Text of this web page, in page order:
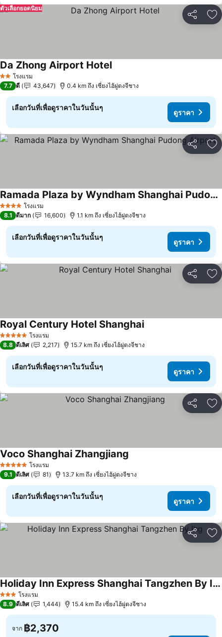
แชร์ เ
ตัวเลือกยอดนิยม
2 ดาวโรงแรม
Da Zhong Airport Hotel
7.7 ดี 43,647 0.4 km ถึง เซี่ยงไฮ้ผู่ตงจีชาง
เลือกวันที่เพื่อดูราคาในวันนั้นๆ
ดูราคา
แชร์ เ
4 ดาว โรงแรม
Ramada Plaza by Wyndham Shanghai Pudong Airport
8.1 ดีมาก 16,600 1.1 km ถึง เซี่ยงไฮ้ผู่ตงจีชาง
เลือกวันที่เพื่อดูราคาในวันนั้นๆ
ดูราคา
แชร์ เ
5 ดาว โรงแรม
Royal Century Hotel Shanghai
8.8 ดีเลิศ 2,217 15.7 km ถึง เซี่ยงไฮ้ผู่ตงจีชาง
เลือกวันที่เพื่อดูราคาในวันนั้นๆ
ดูราคา
แชร์ เ
5 ดาว โรงแรม
Voco Shanghai Zhangjiang
9.1 ดีเลิศ 81 13.7 km ถึง เซี่ยงไฮ้ผู่ตงจีชาง
เลือกวันที่เพื่อดูราคาในวันนั้นๆ
ดูราคา
แชร์ เ
3 ดาว โรงแรม
Holiday Inn Express Shanghai Tangzhen By Ihg
8.9 ดีเลิศ 1,444 15.4 km ถึง เซี่ยงไฮ้ผู่ตงจีชาง
จาก ฿2,370